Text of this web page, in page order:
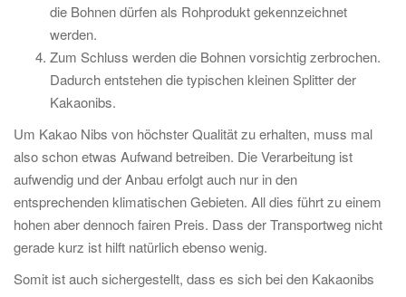
die Bohnen dürfen als Rohprodukt gekennzeichnet
werden.
Zum Schluss werden die Bohnen vorsichtig zerbrochen.
Dadurch entstehen die typischen kleinen Splitter der
Kakaonibs.
Um Kakao Nibs von höchster Qualität zu erhalten, muss mal
also schon etwas Aufwand betreiben. Die Verarbeitung ist
aufwendig und der Anbau erfolgt auch nur in den
entsprechenden klimatischen Gebieten. All dies führt zu einem
hohen aber dennoch fairen Preis. Dass der Transportweg nicht
gerade kurz ist hilft natürlich ebenso wenig.
Somit ist auch sichergestellt, dass es sich bei den Kakaonibs